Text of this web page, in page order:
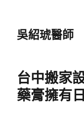
吳紹琥醫師
台中搬家
藥膏擁有